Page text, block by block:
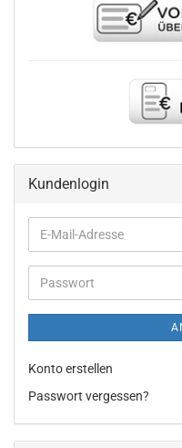
Kundenlogin
E-
Mail-
Adresse
Passwort
Konto erstellen
Passwort vergessen?